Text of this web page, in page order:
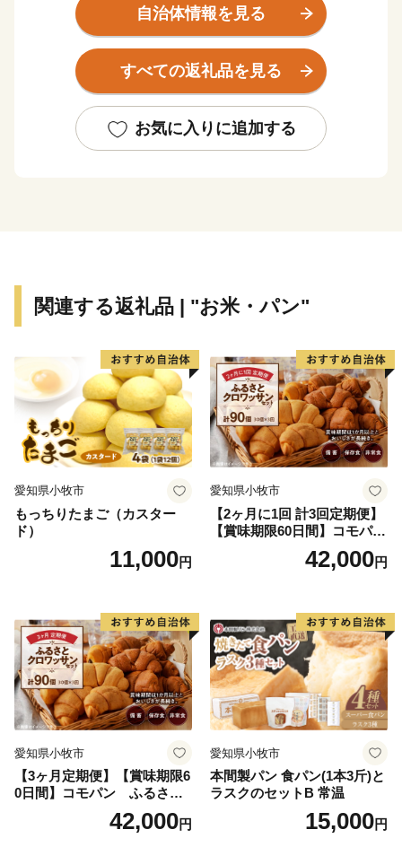
す。これからも地域の活性化や安心して暮らせる住環境
の整備を推進しながら、豊かな地域づくりになお一層努
めてまいります。
東峰村は、平成２９年７月５日に発生した九州北部豪
われ、自然豊かな山里の環境が一変しました。そのよう
な中、全国より温かいご支援をいただき心より感謝申し
自治体情報を見る
すべての返礼品を見る
お気に入りに追加する
関連する返礼品 | "お米・パン"
愛知県小牧市
もっちりたまご（カスター
ド）
11,000円
愛知県小牧市
【2ヶ月に1回 計3回定期便】
【賞味期限60日間】コモパ
ン ふるさとクロワッサンセ
ット（計90個）／災害用備蓄
42,000円
愛知県小牧市
【3ヶ月定期便】【賞味期限6
0日間】コモパン ふるさと
クロワッサンセット（計90
個）／災害用備蓄 保存食 非
42,000円
愛知県小牧市
本間製パン 食パン(1本3斤)と
ラスクのセットB 常温
15,000円